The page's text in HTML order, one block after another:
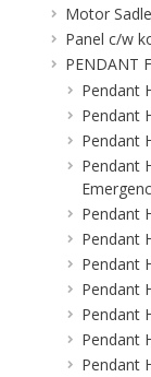
Motor
Panel c/w
PENDANT
Pendant
Pendant
Pendant
Pendant
Pendant
Pendant
Pendant
Pendant
Pendant
Pendant
Pendant